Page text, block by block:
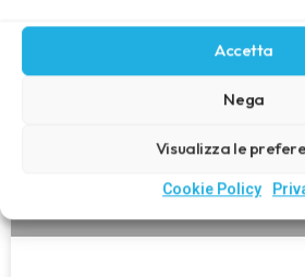
Accetta
Nega
Visualizza le
Cookie Policy